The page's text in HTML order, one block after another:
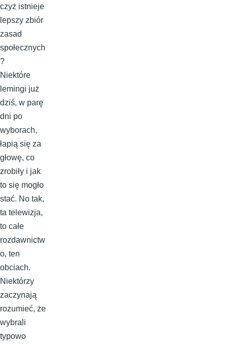
czyż istnieje
lepszy zbiór
zasad
społecznych
?
Niektóre
lemingi już
dziś, w parę
dni po
wyborach,
łapią się za
głowę, co
zrobiły i jak
to się mogło
stać. No tak,
ta telewizja,
to całe
rozdawnictw
o, ten
obciach.
Niektórzy
zaczynają
rozumieć, że
wybrali
typowo